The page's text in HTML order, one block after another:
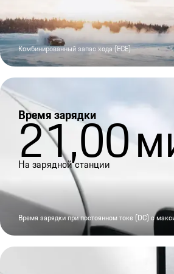
Комбинированный запас хода (ECE)
Время зарядки
21,00
На зарядной станции
Время зарядки при постоянном токе (DC) с